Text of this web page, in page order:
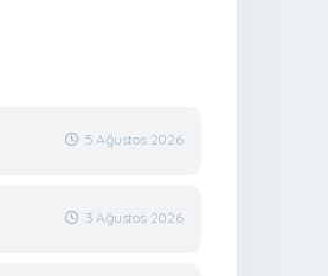
5 Ağustos 2026
3 Ağustos 2026